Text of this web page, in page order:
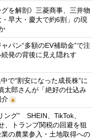
を解剖》三菱商事、三井物
早大・慶大で約6割」の現
パン“多額のEV補助金”で注
発の背後に見え隠れす
で“割安になった成長株”に
郎さんが「絶好の仕込み
介
ング” SHEIN、TikTok、
、トランプ関税の回避を狙
の農業参入・土地取得への